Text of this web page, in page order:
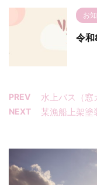
お
令
PREV 水上バス（窓
NEXT 某漁船上架塗